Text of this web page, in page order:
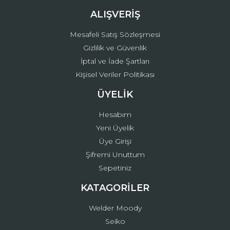
ALIŞVERİŞ
Mesafeli Satış Sözleşmesi
Gizlilik ve Güvenlik
İptal ve İade Şartları
Kişisel Veriler Politikası
ÜYELİK
Hesabım
Yeni Üyelik
Üye Girişi
Şifremi Unuttum
Sepetiniz
KATAGORİLER
Welder Moody
Seiko